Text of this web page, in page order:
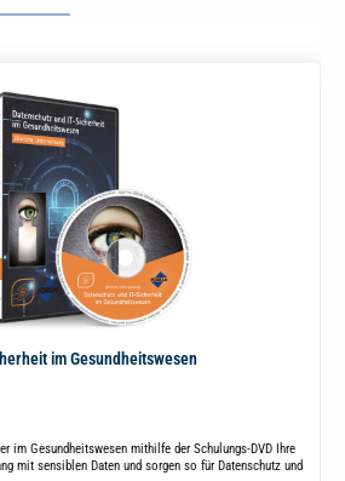
im Gesundheitswesen
im Gesundheitswesen mithilfe der Schulungs-DVD Ihre
mit sensiblen Daten und sorgen so für Datenschutz und